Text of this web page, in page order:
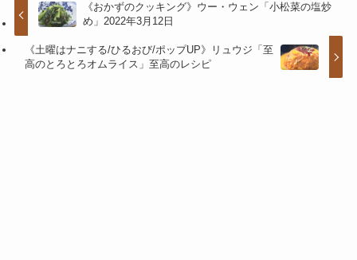
《おかずのクッキング》ウー・ウェン「小松菜の塩炒
め」2022年3月12日
《土曜はナニする/ひるおび/ポップUP》リュウジ「至
高のとろとろオムライス」至高のレシピ